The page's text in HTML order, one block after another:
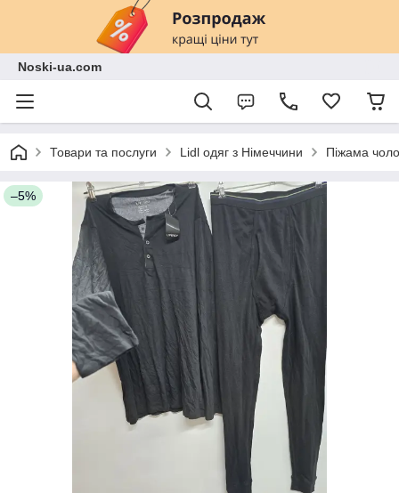
Noski-ua.com
Товари та послуги Lidl одяг з Німеччини Піжама
–5%